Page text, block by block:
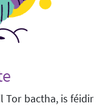
Tor bactha, is